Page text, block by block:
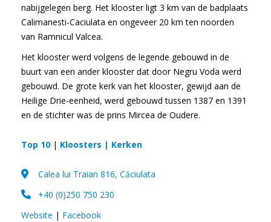
nabijgelegen berg. Het klooster ligt 3 km van de badplaats
Calimanesti-Caciulata en ongeveer 20 km ten noorden
van Ramnicul Valcea.
Het klooster werd volgens de legende gebouwd in de
buurt van een ander klooster dat door Negru Voda werd
gebouwd. De grote kerk van het klooster, gewijd aan de
Heilige Drie-eenheid, werd gebouwd tussen 1387 en 1391
en de stichter was de prins Mircea de Oudere.
Top 10| Kloosters | Kerken
Calea lui Traian 816, Căciulata
+40 (0)250 750 230
Website | Facebook